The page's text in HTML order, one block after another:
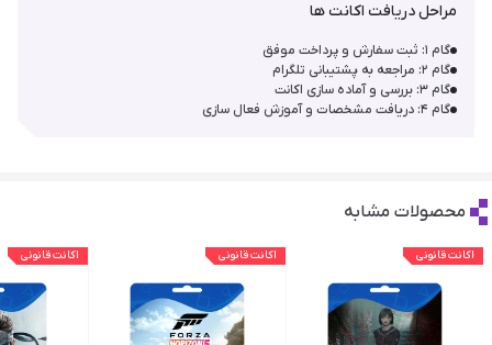
مراحل دریافت اکانت ها
گام ۱: ثبت سفارش و پرداخت موفق
گام ۲: مراجعه به پشتیبانی تلگرام
گام ۳: بررسی و آماده سازی اکانت
گام ۴: دریافت مشخصات و آموزش فعال سازی
محصولات مشابه
اکانت قانونی اکانت قانونی اکانت قانونی